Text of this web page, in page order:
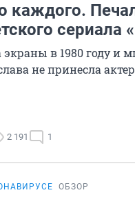
каждого.
сериала
в 1980 году и
не принесла
2 191 1
ОБЗОР